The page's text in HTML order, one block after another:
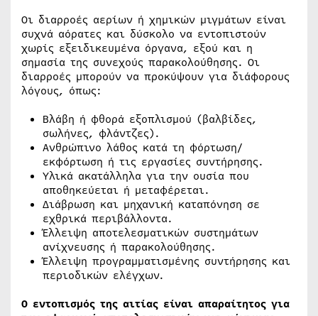
Οι διαρροές αερίων ή χημικών μιγμάτων είναι
συχνά αόρατες και δύσκολο να εντοπιστούν
χωρίς εξειδικευμένα όργανα, εξού και η
σημασία της συνεχούς παρακολούθησης. Οι
διαρροές μπορούν να προκύψουν για διάφορους
λόγους, όπως:
Βλάβη ή φθορά εξοπλισμού (βαλβίδες,
σωλήνες, φλάντζες).
Ανθρώπινο λάθος κατά τη φόρτωση/
εκφόρτωση ή τις εργασίες συντήρησης.
Υλικά ακατάλληλα για την ουσία που
αποθηκεύεται ή μεταφέρεται.
Διάβρωση και μηχανική καταπόνηση σε
εχθρικά περιβάλλοντα.
Έλλειψη αποτελεσματικών συστημάτων
ανίχνευσης ή παρακολούθησης.
Έλλειψη προγραμματισμένης συντήρησης και
περιοδικών ελέγχων.
Ο εντοπισμός της αιτίας είναι απαραίτητος για